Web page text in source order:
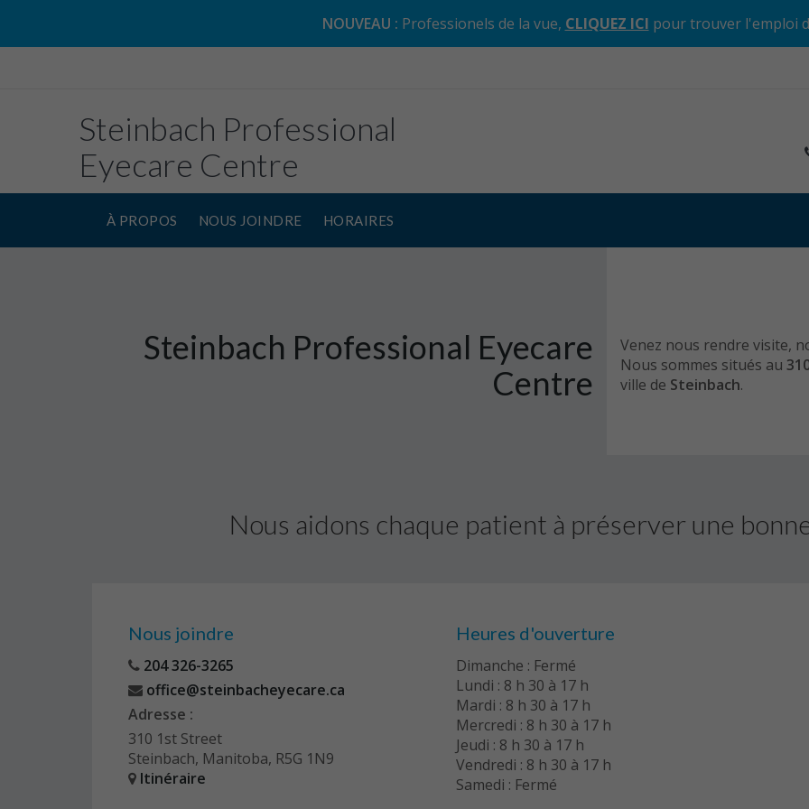
NOUVEAU : Professionels de la vue, CLIQUEZ ICI pour trouver l'emploi
Steinbach Professional
Eyecare Centre
À PROPOS NOUS JOINDRE HORAIRES
Steinbach Professional Eyecare
Centre
Venez nous rendre visite,
Nous sommes situés au
ville de Steinbach.
Nous aidons chaque patient à préserver une
Nous joindre
204 326-3265
office@steinbacheyecare.ca
Adresse :
310 1st Street
Steinbach, Manitoba, R5G 1N9
Itinéraire
Heures d'ouverture
Dimanche : Fermé
Lundi : 8 h 30 à 17 h
Mardi : 8 h 30 à 17 h
Mercredi : 8 h 30 à 17 h
Jeudi : 8 h 30 à 17 h
Vendredi : 8 h 30 à 17 h
Samedi : Fermé